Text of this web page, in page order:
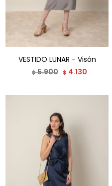
VESTIDO LUNAR - Visón
$5.900 $ 4.130